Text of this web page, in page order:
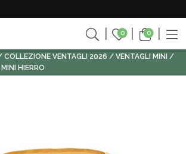
0 0
COLLEZIONE VENTAGLI 2026
VENTAGLI MINI
HIERRO